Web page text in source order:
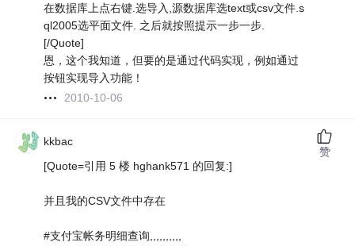
在数据库上点右键.选导入,源数据库选text或csv文件.s
ql2005选平面文件. 之后就按照提示一步一步.
[/Quote]
恩，这个我知道，但要的是通过代码实现，例如通过
按钮实现导入功能！
2010-10-06
kkbac
[Quote=引用 5 楼 hghank571 的回复:]
并且我的CSV文件中存在
#支付宝帐务明细查询,,,,,,,,,,
赞